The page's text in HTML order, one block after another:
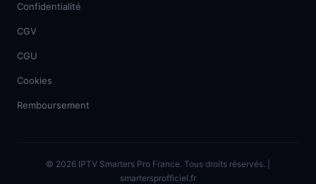
Confidentialité
CGV
CGU
Cookies
Remboursement
© 2026 IPTV Smarters Pro France. Tous droits réservés. |
smartersprofficiel.fr